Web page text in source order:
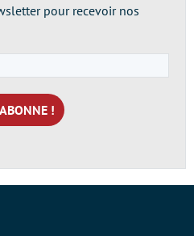
pour recevoir nos
e-
mail
*